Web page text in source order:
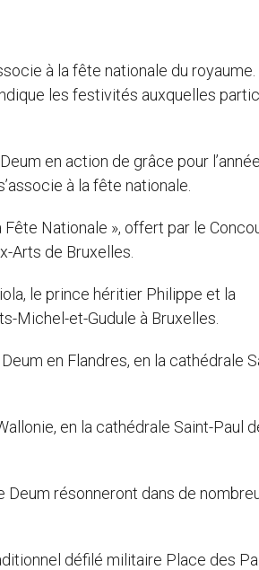
à la fête nationale du royaume.
les festivités auxquelles
en action de grâce pour l’année
à la fête nationale.
Nationale », offert par le
Arts de Bruxelles.
le prince héritier Philippe et la
Michel-et-Gudule à Bruxelles.
en Flandres, en la cathédrale
en la cathédrale Saint-Paul
Deum résonneront dans de
défilé militaire Place des